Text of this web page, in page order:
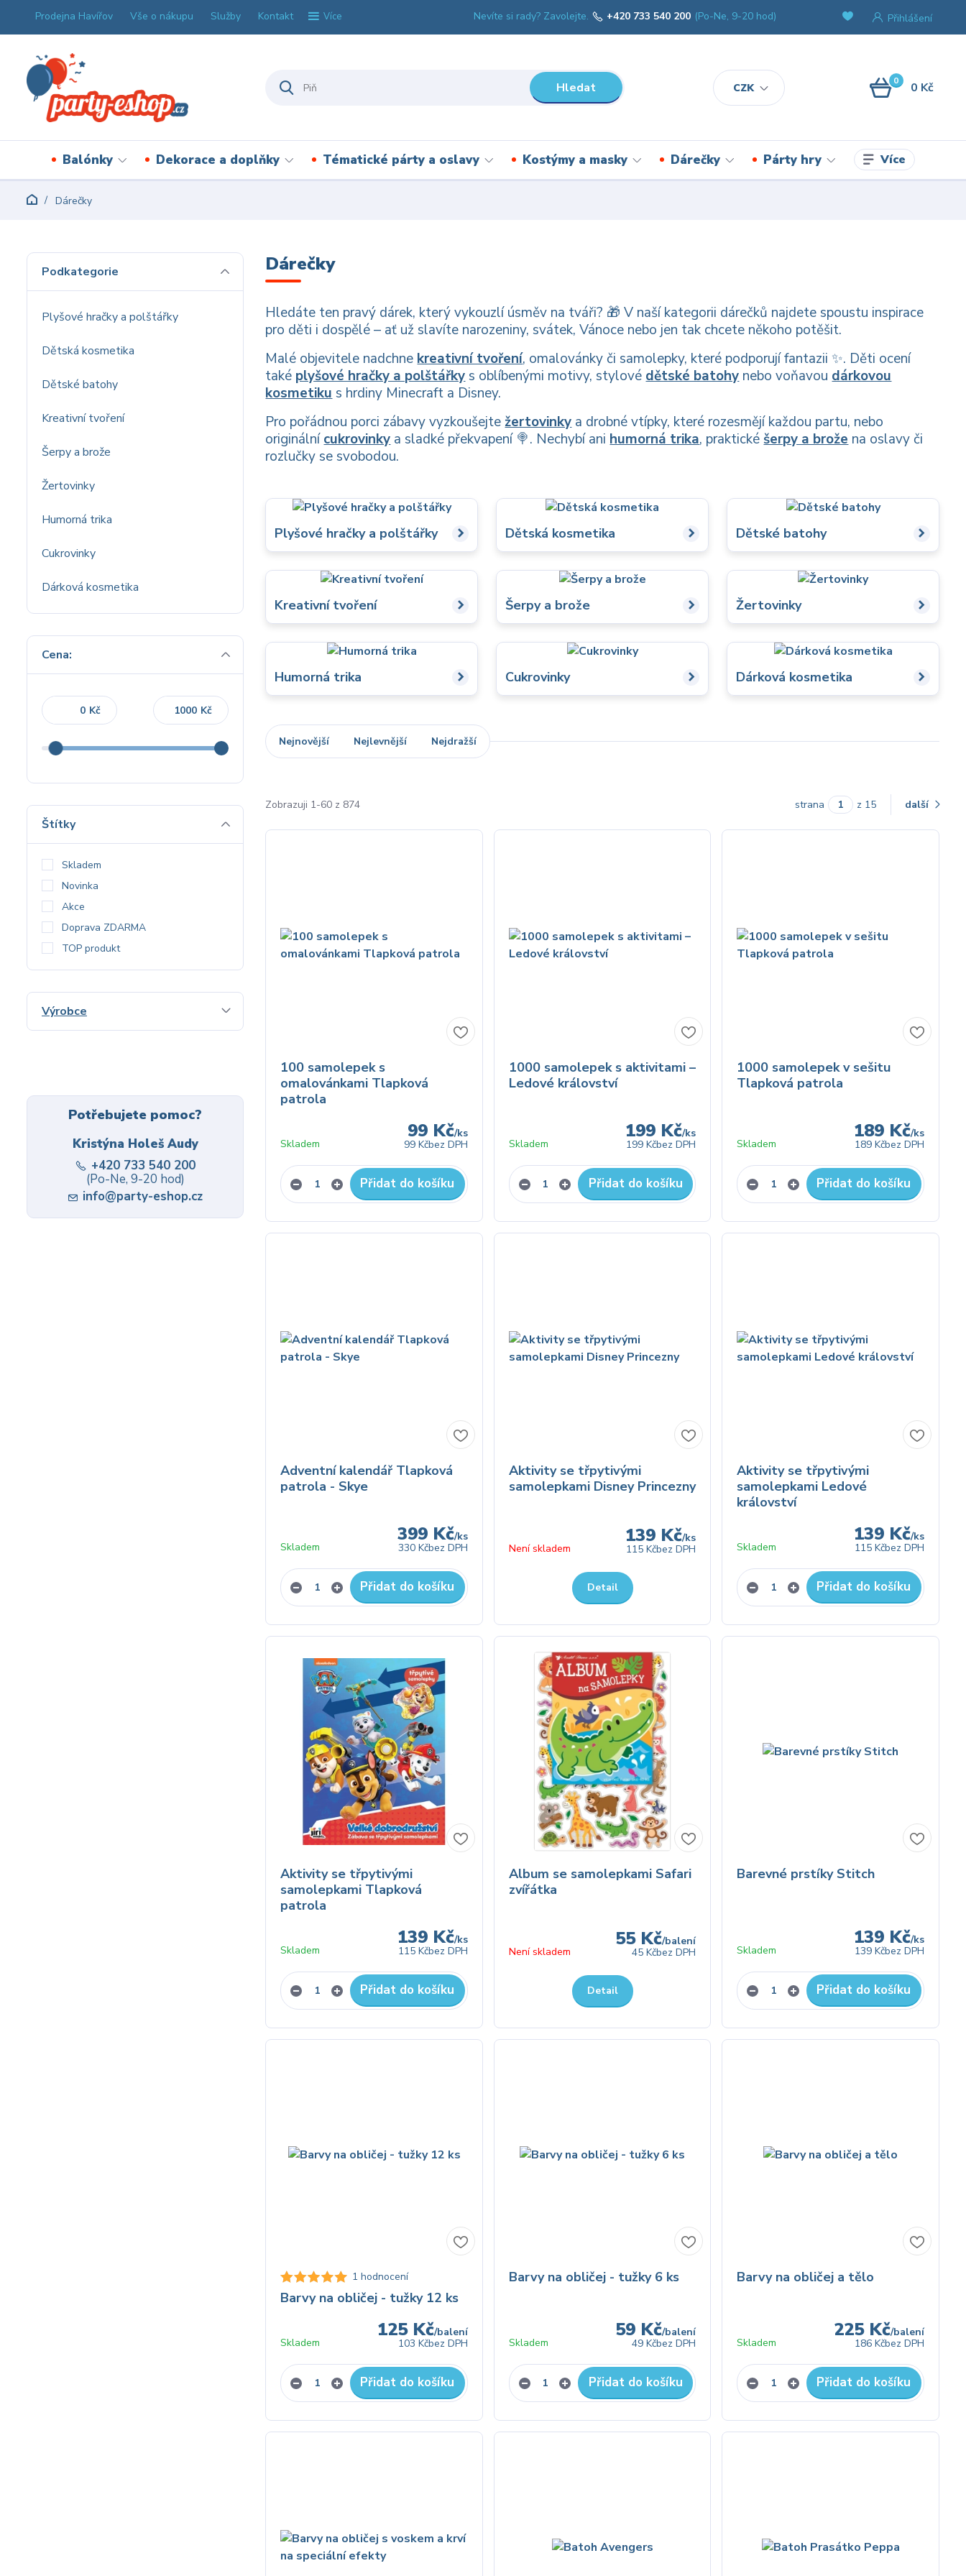
Prodejna Havířov Vše o nákupu Služby Kontakt Více
CZK
Přihlášení
Hledat
Nevíte si rady? Zavolejte. +420 733 540 200 (Po-Ne, 9-20 hod)
0 0 Kč
Balónky Dekorace a doplňky Tématické párty a oslavy Kostýmy a masky Dárečky Párty hry Více
Dárečky
Dárečky
Hledáte ten pravý dárek, který vykouzlí úsměv na tváři? 🎁 V naší kategorii dárečků najdete spoustu inspirace
pro děti i dospělé – ať už slavíte narozeniny, svátek, Vánoce nebo jen tak chcete někoho potěšit.
Malé objevitele nadchne kreativní tvoření, omalovánky či samolepky, které podporují fantazii ✨. Děti ocení
také plyšové hračky a polštářkys oblíbenými motivy, stylové dětské batohy nebo voňavou dárkovou
kosmetiku s hrdiny Minecraft a Disney.
Pro pořádnou porci zábavy vyzkoušejte žertovinky a drobné vtípky, které rozesmějí každou partu, nebo
originálnícukrovinky a sladké překvapení 🍭. Nechybí ani humorná trika, praktické šerpy a brože na oslavy či
rozlučky se svobodou.
Plyšové hračky a polštářky Dětská kosmetika Dětské batohy
Kreativní tvoření Šerpy a brože Žertovinky
Humorná trika Cukrovinky Dárková kosmetika
Nejnovější Nejlevnější Nejdražší
Zobrazuji 1-60 z 874 strana z 15 další
100 samolepek s
omalovánkami Tlapková
patrola
99 Kč/ks
99 Kčbez DPH
Skladem
Přidat do košíku
1000 samolepek s aktivitami –
Ledové království
199 Kč/ks
199 Kčbez DPH
Skladem
Přidat do košíku
1000 samolepek v sešitu
Tlapková patrola
189 Kč/ks
189 Kčbez DPH
Skladem
Přidat do košíku
Adventní kalendář Tlapková
patrola - Skye
399 Kč/ks
330 Kčbez DPH
Skladem
Přidat do košíku
Aktivity se třpytivými
samolepkami Disney Princezny
139 Kč/ks
115 Kčbez DPH
Není skladem
Detail
Aktivity se třpytivými
samolepkami Ledové
království
139 Kč/ks
115 Kčbez DPH
Skladem
Přidat do košíku
Aktivity se třpytivými
samolepkami Tlapková
patrola
139 Kč/ks
115 Kčbez DPH
Skladem
Přidat do košíku
Album se samolepkami Safari
zvířátka
55 Kč/balení
45 Kčbez DPH
Není skladem
Detail
Barevné prstíky Stitch
139 Kč/ks
139 Kčbez DPH
Skladem
Přidat do košíku
1 hodnocení
Barvy na obličej - tužky 12 ks
125 Kč/balení
103 Kčbez DPH
Skladem
Přidat do košíku
Barvy na obličej - tužky 6 ks
59 Kč/balení
49 Kčbez DPH
Skladem
Přidat do košíku
Barvy na obličej a tělo
225 Kč/balení
186 Kčbez DPH
Skladem
Přidat do košíku
Podkategorie
Plyšové hračky a polštářky
Dětská kosmetika
Dětské batohy
Kreativní tvoření
Šerpy a brože
Žertovinky
Humorná trika
Cukrovinky
Dárková kosmetika
Cena:
Kč Kč
Štítky
Skladem
Novinka
Akce
Doprava ZDARMA
TOP produkt
Výrobce
Potřebujete pomoc?
Kristýna Holeš Audy
+420 733 540 200
(Po-Ne, 9-20 hod)
info@party-eshop.cz